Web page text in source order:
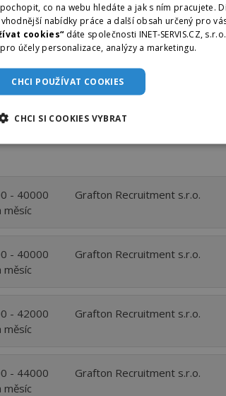
nabor@bpsa.cz
- 40000
měsíc
Grafton Recruitment s.r.o.
- 40000
měsíc
Grafton Recruitment s.r.o.
- 42000
měsíc
Grafton Recruitment s.r.o.
- 44000
měsíc
Grafton Recruitment s.r.o.
co na webu hledáte a jak s ním pracujete.
nabídky práce a další obsah určený pro
cookies“ dáte společnosti INET-SERVIS.CZ,
účely personalizace, analýzy a marketingu.
CHCI POUŽÍVAT COOKIES
CHCI SI COOKIES VYBRAT